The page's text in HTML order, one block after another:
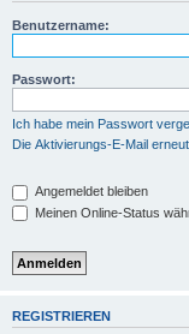
Benutzername:
Passwort:
Ich habe mein Passwort
Die Aktivierungs-E-Mail
Angemeldet bleiben
Meinen Online-Status
REGISTRIEREN